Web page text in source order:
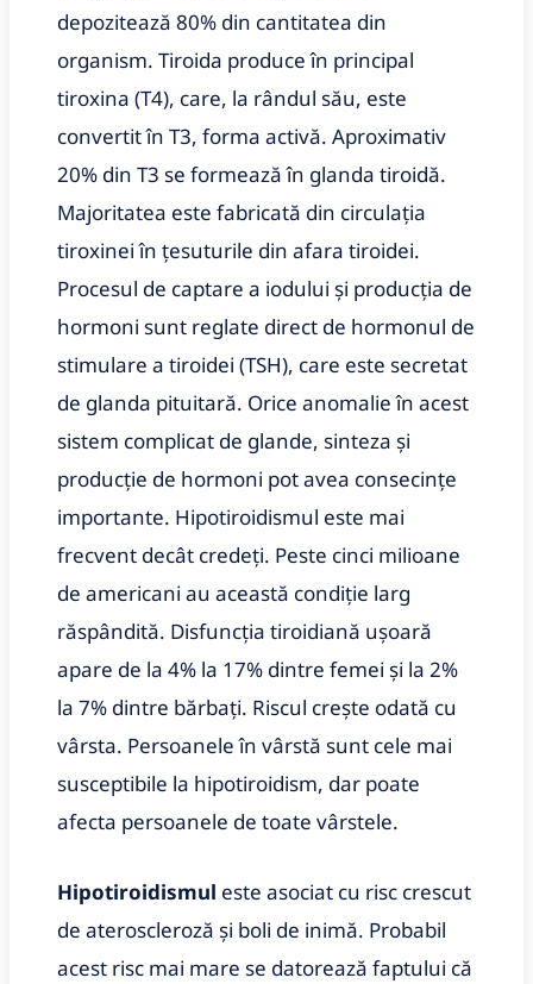
depozitează 80% din cantitatea din
organism. Tiroida produce în principal
tiroxina (T4), care, la rândul său, este
convertit în T3, forma activă. Aproximativ
20% din T3 se formează în glanda tiroidă.
Majoritatea este fabricată din circulația
tiroxinei în țesuturile din afara tiroidei.
Procesul de captare a iodului și producția de
hormoni sunt reglate direct de hormonul de
stimulare a tiroidei (TSH), care este secretat
de glanda pituitară. Orice anomalie în acest
sistem complicat de glande, sinteza și
producție de hormoni pot avea consecințe
importante. Hipotiroidismul este mai
frecvent decât credeți. Peste cinci milioane
de americani au această condiție larg
răspândită. Disfuncția tiroidiană ușoară
apare de la 4% la 17% dintre femei și la 2%
la 7% dintre bărbați. Riscul crește odată cu
vârsta. Persoanele în vârstă sunt cele mai
susceptibile la hipotiroidism, dar poate
afecta persoanele de toate vârstele.
Hipotiroidismul este asociat cu risc crescut
de ateroscleroză și boli de inimă. Probabil
acest risc mai mare se datorează faptului că